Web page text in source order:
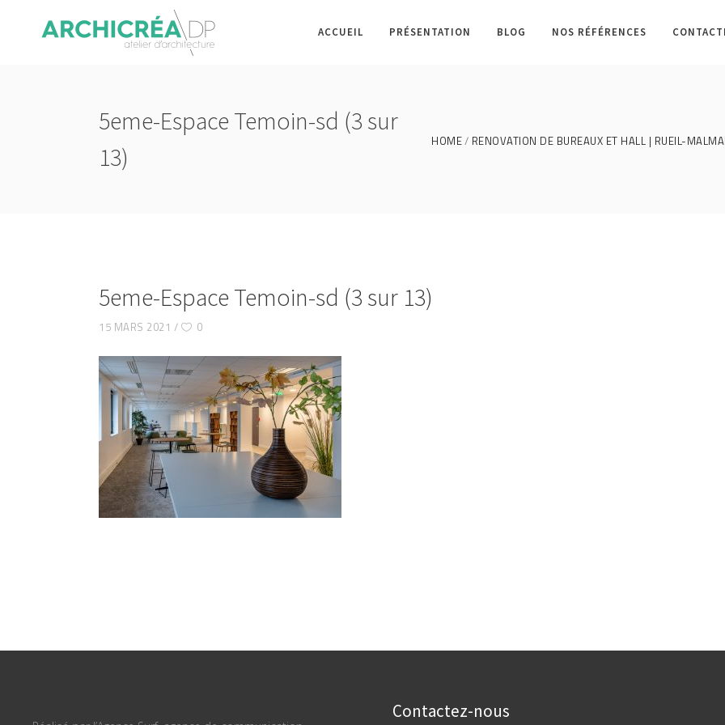
ACCUEIL PRÉSENTATION BLOG NOS RÉFÉRENCES
5eme-Espace Temoin-sd (3 sur
13)
HOME RENOVATION DE BUREAUX ET HALL | RUEIL-
5eme-Espace Temoin-sd (3 sur 13)
15 MARS 2021 0
Contactez-nous